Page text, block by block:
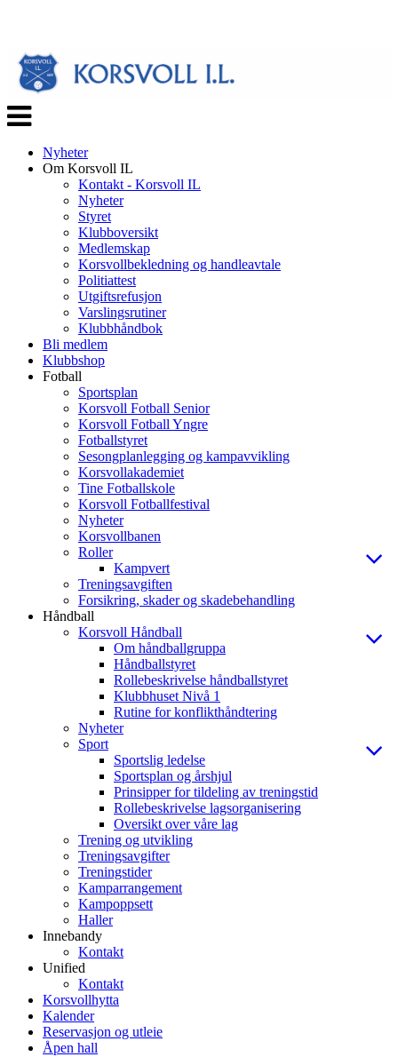
Veksle
navigasjon
Nyheter
Om Korsvoll IL
Kontakt - Korsvoll IL
Nyheter
Styret
Klubboversikt
Medlemskap
Korsvollbekledning og handleavtale
Politiattest
Utgiftsrefusjon
Varslingsrutiner
Klubbhåndbok
Bli medlem
Klubbshop
Fotball
Sportsplan
Korsvoll Fotball Senior
Korsvoll Fotball Yngre
Fotballstyret
Sesongplanlegging og kampavvikling
Korsvollakademiet
Tine Fotballskole
Korsvoll Fotballfestival
Nyheter
Korsvollbanen
Roller
Kampvert
Treningsavgiften
Forsikring, skader og skadebehandling
Håndball
Korsvoll Håndball
Om håndballgruppa
Håndballstyret
Rollebeskrivelse håndballstyret
Klubbhuset Nivå 1
Rutine for konflikthåndtering
Nyheter
Sport
Sportslig ledelse
Sportsplan og årshjul
Prinsipper for tildeling av treningstid
Rollebeskrivelse lagsorganisering
Oversikt over våre lag
Trening og utvikling
Treningsavgifter
Treningstider
Kamparrangement
Kampoppsett
Haller
Innebandy
Kontakt
Unified
Kontakt
Korsvollhytta
Kalender
Reservasjon og utleie
Åpen hall